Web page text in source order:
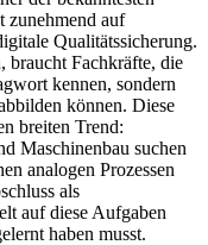
zunehmend auf
Qualitätssicherung.
braucht Fachkräfte, die
kennen, sondern
können. Diese
breiten Trend:
Maschinenbau suchen
analogen Prozessen
als
auf diese Aufgaben
haben musst.